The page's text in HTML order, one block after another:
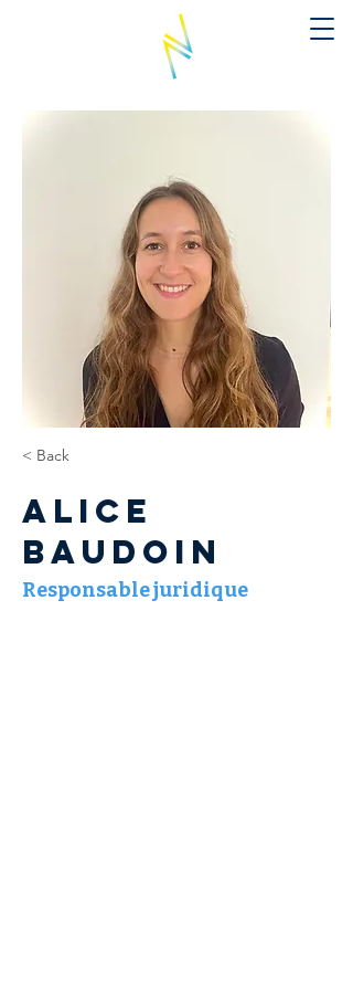
< Back
Alice
BAUDOIN
Responsable juridique